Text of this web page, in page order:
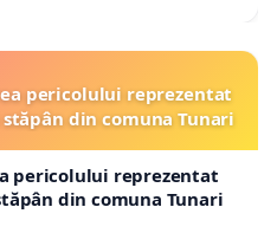
pericolului reprezentat
din comuna Tunari
pericolului reprezentat
din comuna Tunari